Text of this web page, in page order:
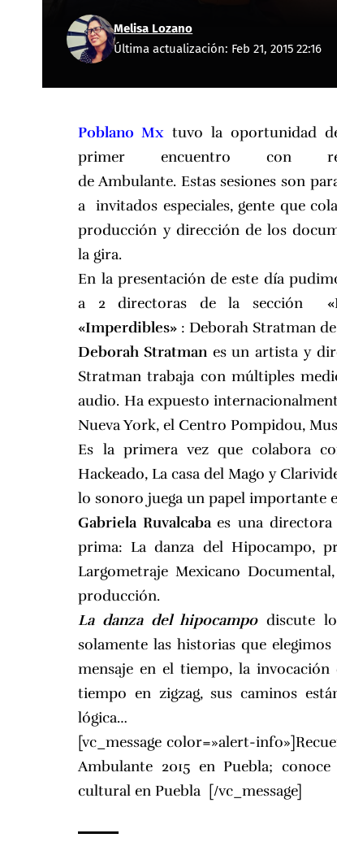
Última actualización: Feb 21, 2015 22:16
Melisa Lozano
Poblano Mx tuvo la oportunidad
primer encuentro con
de Ambulante. Estas sesiones son
a invitados especiales, gente que
producción y dirección de los
la gira.
En la presentación de este día
a 2 directoras de la sección
«Imperdibles» :Deborah Stratman
Deborah Stratman es un artista y
Stratman trabaja con múltiples
audio. Ha expuesto
Nueva York, el Centro Pompidou,
Es la primera vez que c0labora
Hackeado, La casa del Mago y
lo sonoro juega un papel importante
Gabriela Ruvalcabaes una
prima: La danza del Hipocampo,
Largometraje Mexicano
producción.
La danza del hipocampodiscute
solamente las historias que
mensaje en el tiempo, la
tiempo en zigzag, sus caminos
lógica…
[vc_message color=»alert-
Ambulante 2015 en Puebla;
cultural en Puebla [/vc_message]